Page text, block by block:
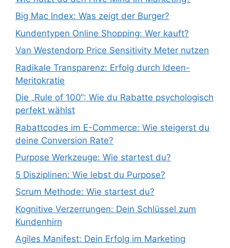
Big Mac Index: Was zeigt der Burger?
Kundentypen Online Shopping: Wer kauft?
Van Westendorp Price Sensitivity Meter nutzen
Radikale Transparenz: Erfolg durch Ideen-
Meritokratie
Die „Rule of 100“: Wie du Rabatte psychologisch
perfekt wählst
Rabattcodes im E-Commerce: Wie steigerst du
deine Conversion Rate?
Purpose Werkzeuge: Wie startest du?
5 Disziplinen: Wie lebst du Purpose?
Scrum Methode: Wie startest du?
Kognitive Verzerrungen: Dein Schlüssel zum
Kundenhirn
Agiles Manifest: Dein Erfolg im Marketing